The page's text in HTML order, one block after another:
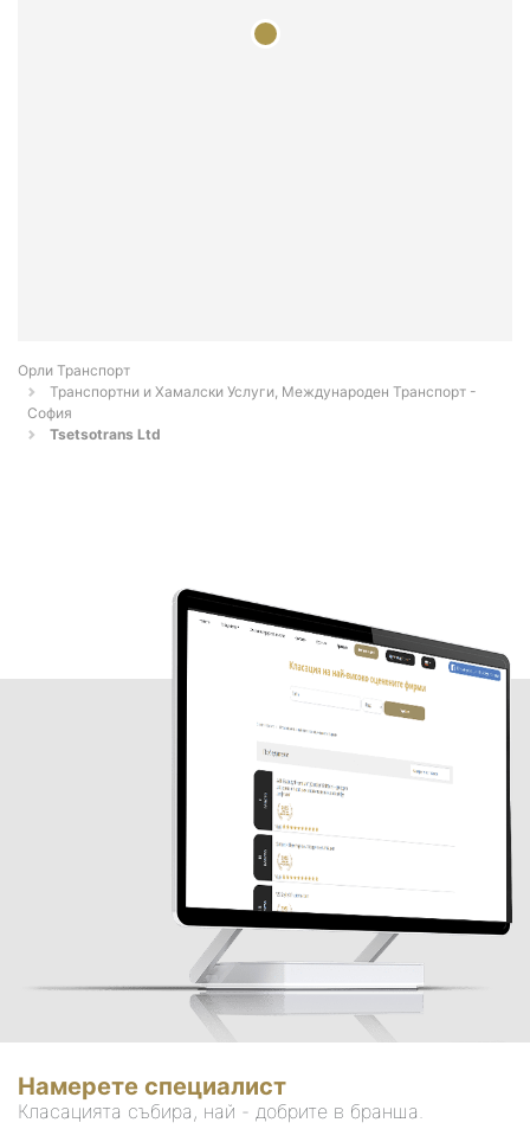
Орли Транспорт
Транспортни и Хамалски Услуги, Международен Транспорт -
София
Tsetsotrans Ltd
Намерете специалист
Класацията събира, най - добрите в бранша.